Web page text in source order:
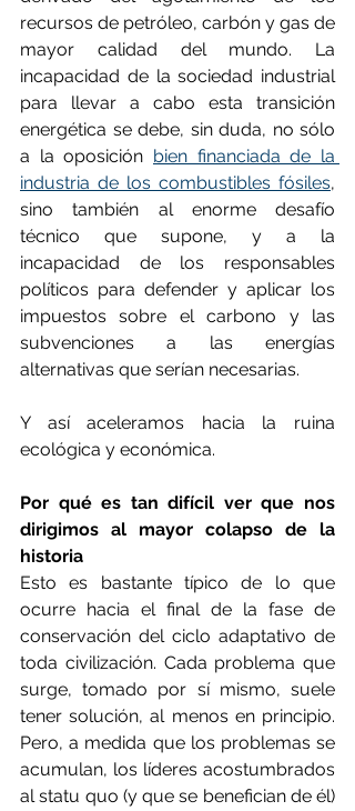
recursos de petróleo, carbón y gas de
mayor calidad del mundo. La
incapacidad de la sociedad industrial
para llevar a cabo esta transición
energética se debe, sin duda, no sólo
a la oposición bien financiada de la
industria de los combustibles fósiles,
sino también al enorme desafío
técnico que supone, y a la
incapacidad de los responsables
políticos para defender y aplicar los
impuestos sobre el carbono y las
subvenciones a las energías
alternativas que serían necesarias.
Y así aceleramos hacia la ruina
ecológica y económica.
Por qué es tan difícil ver que nos
dirigimos al mayor colapso de la
historia
Esto es bastante típico de lo que
ocurre hacia el final de la fase de
conservación del ciclo adaptativo de
toda civilización. Cada problema que
surge, tomado por sí mismo, suele
tener solución, al menos en principio.
Pero, a medida que los problemas se
acumulan, los líderes acostumbrados
al statu quo (y que se benefician de él)